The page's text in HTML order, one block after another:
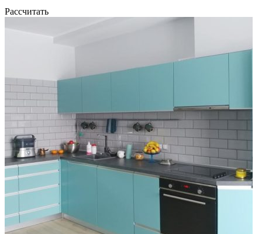
Рассчитать